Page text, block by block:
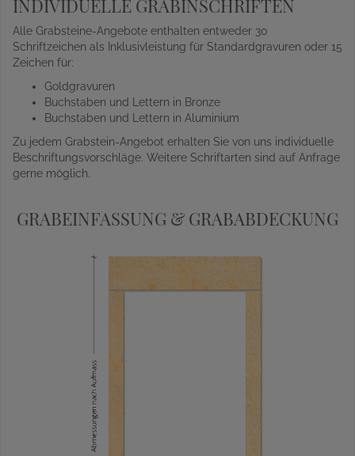
INDIVIDUELLE GRABINSCHRIFTEN
Alle Grabsteine-Angebote enthalten entweder 30
Schriftzeichen als Inklusivleistung für Standardgravuren oder 15
Zeichen für:
Goldgravuren
Buchstaben und Lettern in Bronze
Buchstaben und Lettern in Aluminium
Zu jedem Grabstein-Angebot erhalten Sie von uns individuelle
Beschriftungsvorschläge. Weitere Schriftarten sind auf Anfrage
gerne möglich.
GRABEINFASSUNG & GRABABDECKUNG